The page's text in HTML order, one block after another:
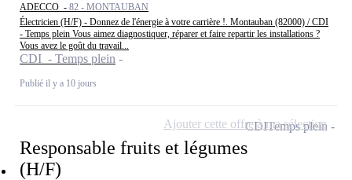
ADECCO - 82 - MONTAUBAN
Électricien (H/F) - Donnez de l'énergie à votre carrière !. Montauban (82000) / CDI
- Temps plein Vous aimez diagnostiquer, réparer et faire repartir les installations ?
Vous avez le goût du travail...
CDI - Temps plein
Publié il y a 10 jours
Responsable fruits et légumes
(H/F)
CDITemps plein
Ajouter cette offre à ma sélection